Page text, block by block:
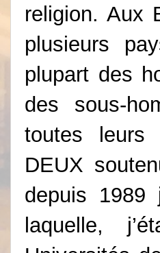
religion. Aux
plusieurs
plupart des
des sous-
toutes leurs
DEUX
depuis 1989
laquelle,